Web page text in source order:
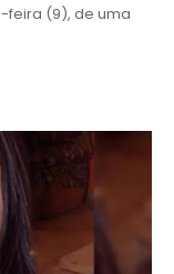
feira (9), de uma